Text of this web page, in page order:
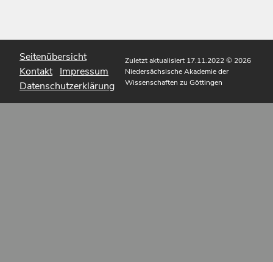
Seitenübersicht
Kontakt Impressum
Datenschutzerklärung
Zuletzt aktualisiert 17.11.2022© 2026
Niedersächsische Akademie der
Wissenschaften zu Göttingen